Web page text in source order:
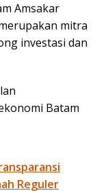
Amsakar
mitra
investasi dan
Batam
Reguler